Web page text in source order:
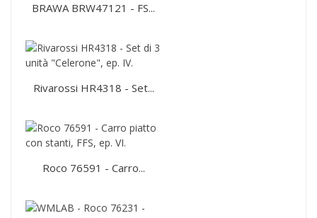
BRAWA BRW47121 - FS...
Rivarossi HR4318 - Set...
Roco 76591 - Carro...